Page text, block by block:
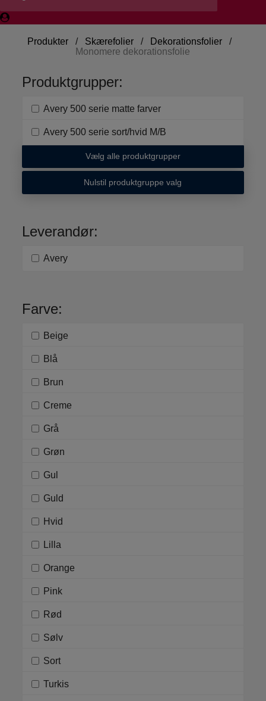
Produkter/ Skærefolier/ Dekorationsfolier/
Monomere dekorationsfolie
Produktgrupper:
Avery 500 serie matte farver
Avery 500 serie sort/hvid M/B
Vælg alle produktgrupper
Nulstil produktgruppe valg
Leverandør:
Avery
Farve:
Beige
Blå
Brun
Creme
Grå
Grøn
Gul
Guld
Hvid
Lilla
Orange
Pink
Rød
Sølv
Sort
Turkis